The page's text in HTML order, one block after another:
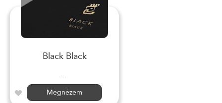
Black Black
...
Megnézem